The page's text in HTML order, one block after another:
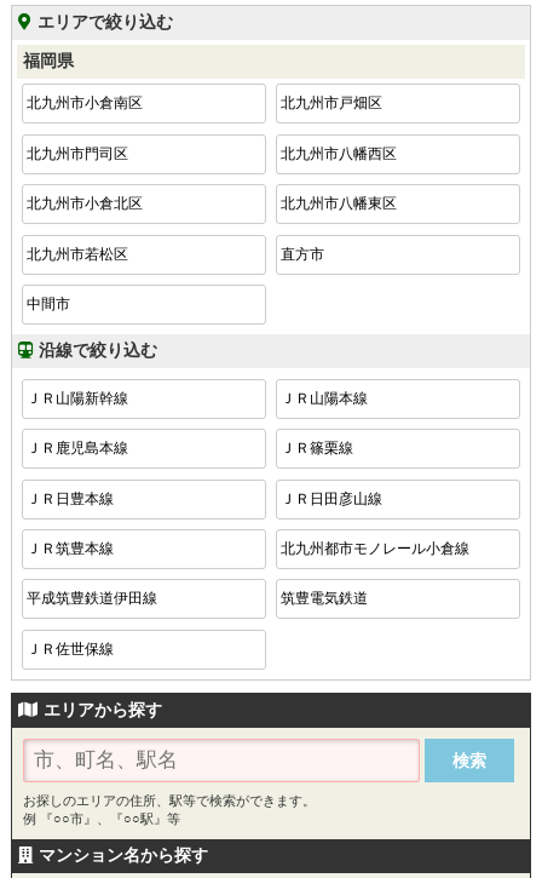
エリアで絞り込む
福岡県
北九州市小倉南区 北九州市戸畑区
北九州市門司区 北九州市八幡西区
北九州市小倉北区 北九州市八幡東区
北九州市若松区 直方市
中間市
沿線で絞り込む
ＪＲ山陽新幹線 ＪＲ山陽本線
ＪＲ鹿児島本線 ＪＲ篠栗線
ＪＲ日豊本線 ＪＲ日田彦山線
ＪＲ筑豊本線 北九州都市モノレール小倉線
平成筑豊鉄道伊田線 筑豊電気鉄道
ＪＲ佐世保線
エリアから探す
お探しのエリアの住所、駅等で検索ができます。
例 『○○市』、『○○駅』等
マンション名から探す